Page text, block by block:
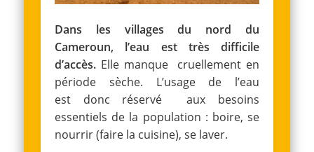
Dans les villages du nord du
Cameroun, l’eau est très difficile
d’accès. Elle manque cruellement en
période sèche. L’usage de l’eau
est donc réservé aux besoins
essentiels de la population : boire, se
nourrir (faire la cuisine), se laver.